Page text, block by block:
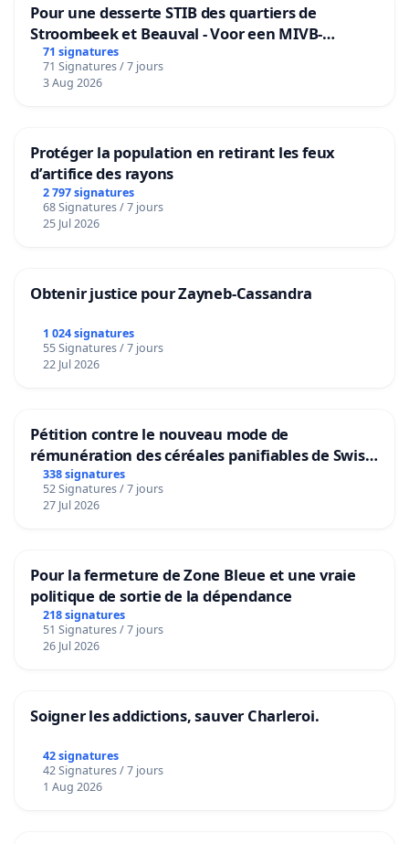
Pour une desserte STIB des quartiers de
Stroombeek et Beauval - Voor een MIVB-
bediening van de wijken Strombeek en Het
Voor
71 signatures
71 Signatures / 7 jours
3 Aug 2026
Protéger la population en retirant les feux
d’artifice des rayons
2 797 signatures
68 Signatures / 7 jours
25 Jul 2026
Obtenir justice pour Zayneb-Cassandra
1 024 signatures
55 Signatures / 7 jours
22 Jul 2026
Pétition contre le nouveau mode de
rémunération des céréales panifiables de Swiss
granum basé sur la teneur en protéines
338 signatures
52 Signatures / 7 jours
27 Jul 2026
Pour la fermeture de Zone Bleue et une vraie
politique de sortie de la dépendance
218 signatures
51 Signatures / 7 jours
26 Jul 2026
Soigner les addictions, sauver Charleroi.
42 signatures
42 Signatures / 7 jours
1 Aug 2026